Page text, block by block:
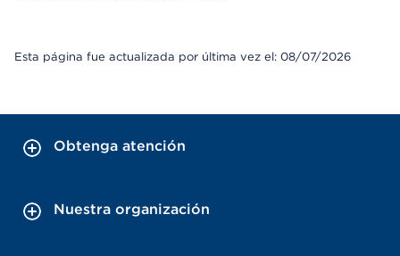
Esta página fue actualizada por última vez el: 08/07/2026
Obtenga atención
Nuestra organización